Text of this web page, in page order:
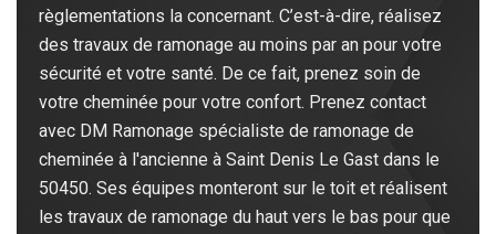
règlementations la concernant. C’est-à-dire, réalisez
des travaux de ramonage au moins par an pour votre
sécurité et votre santé. De ce fait, prenez soin de
votre cheminée pour votre confort. Prenez contact
avec DM Ramonage spécialiste de ramonage de
cheminée à l'ancienne à Saint Denis Le Gast dans le
50450. Ses équipes monteront sur le toit et réalisent
les travaux de ramonage du haut vers le bas pour que